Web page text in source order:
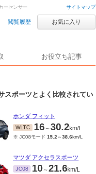
サイトマップ
閲覧履歴 お気に入り
お役立ち記事
ーセンサー
スポーツとよく比較されてい
ホンダ フィット
WLTC 16～30.2km/L
※ JC08モード 15.2 ～38.6km/L
マツダ アクセラスポーツ
JC08 10～21.6km/L